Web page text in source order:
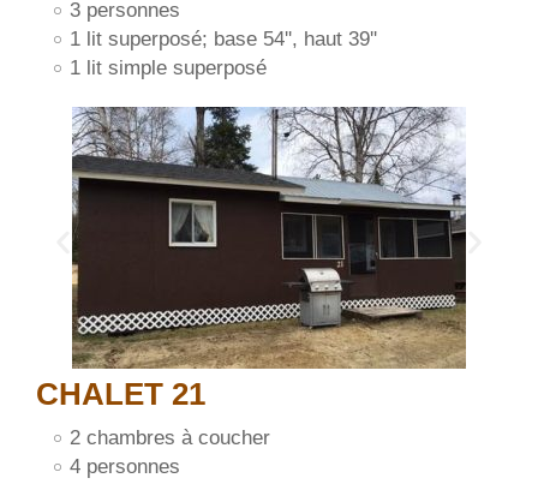
3 personnes
1 lit superposé; base 54'', haut 39''
1 lit simple superposé
CHALET 21
2 chambres à coucher
4 personnes